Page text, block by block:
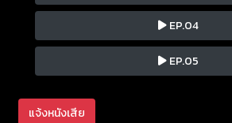
EP.04
EP.05
แจ้งหนังเสีย